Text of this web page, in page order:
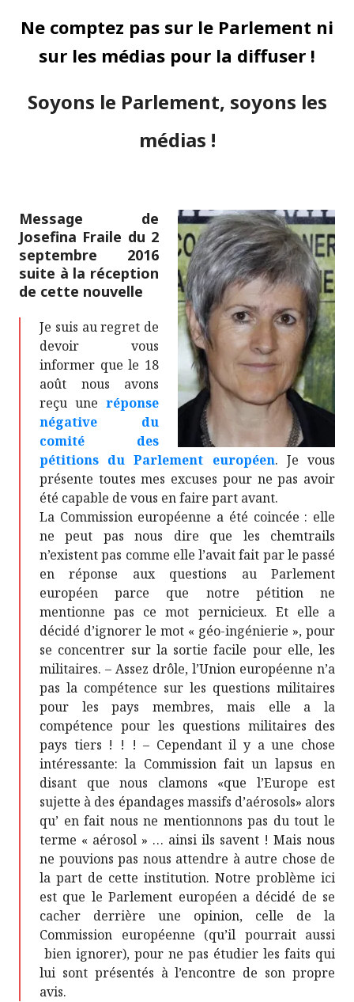
Ne comptez pas sur le Parlement ni
sur les médias pour la diffuser !
Soyons le Parlement, soyons les
médias !
Message de
Josefina Fraile du 2
septembre 2016
suite à la réception
de cette nouvelle
Je suis au regret de
devoir vous
informer que le 18
août nous avons
reçu une réponse
négative du
comité des
pétitions du Parlement européen. Je vous
présente toutes mes excuses pour ne pas avoir
été capable de vous en faire part avant.
La Commission européenne a été coincée : elle
ne peut pas nous dire que les chemtrails
n’existent pas comme elle l’avait fait par le passé
en réponse aux questions au Parlement
européen parce que notre pétition ne
mentionne pas ce mot pernicieux. Et elle a
décidé d’ignorer le mot « géo-ingénierie », pour
se concentrer sur la sortie facile pour elle, les
militaires. – Assez drôle, l’Union européenne n’a
pas la compétence sur les questions militaires
pour les pays membres, mais elle a la
compétence pour les questions militaires des
pays tiers ! ! ! – Cependant il y a une chose
intéressante: la Commission fait un lapsus en
disant que nous clamons «que l’Europe est
sujette à des épandages massifs d’aérosols» alors
qu’ en fait nous ne mentionnons pas du tout le
terme « aérosol » … ainsi ils savent ! Mais nous
ne pouvions pas nous attendre à autre chose de
la part de cette institution. Notre problème ici
est que le Parlement européen a décidé de se
cacher derrière une opinion, celle de la
Commission européenne (qu’il pourrait aussi
bien ignorer), pour ne pas étudier les faits qui
lui sont présentés à l’encontre de son propre
avis.